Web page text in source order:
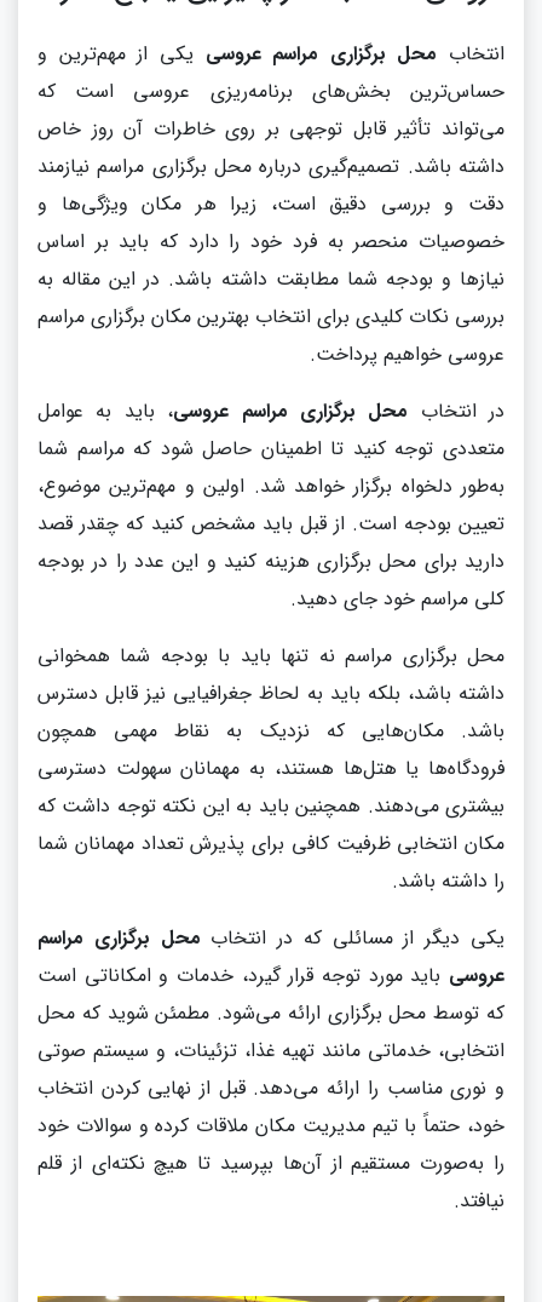
انتخاب محل برگزاری مراسم عروسی یکی از مهم‌ترین و
حساس‌ترین بخش‌های برنامه‌ریزی عروسی است که
می‌تواند تأثیر قابل توجهی بر روی خاطرات آن روز خاص
داشته باشد. تصمیم‌گیری درباره محل برگزاری مراسم نیازمند
دقت و بررسی دقیق است، زیرا هر مکان ویژگی‌ها و
خصوصیات منحصر به فرد خود را دارد که باید بر اساس
نیازها و بودجه شما مطابقت داشته باشد. در این مقاله به
بررسی نکات کلیدی برای انتخاب بهترین مکان برگزاری مراسم
عروسی خواهیم پرداخت.
در انتخاب محل برگزاری مراسم عروسی، باید به عوامل
متعددی توجه کنید تا اطمینان حاصل شود که مراسم شما
به‌طور دلخواه برگزار خواهد شد. اولین و مهم‌ترین موضوع،
تعیین بودجه است. از قبل باید مشخص کنید که چقدر قصد
دارید برای محل برگزاری هزینه کنید و این عدد را در بودجه
کلی مراسم خود جای دهید.
محل برگزاری مراسم نه تنها باید با بودجه شما همخوانی
داشته باشد، بلکه باید به لحاظ جغرافیایی نیز قابل دسترس
باشد. مکان‌هایی که نزدیک به نقاط مهمی همچون
فرودگاه‌ها یا هتل‌ها هستند، به مهمانان سهولت دسترسی
بیشتری می‌دهند. همچنین باید به این نکته توجه داشت که
مکان انتخابی ظرفیت کافی برای پذیرش تعداد مهمانان شما
را داشته باشد.
یکی دیگر از مسائلی که در انتخاب محل برگزاری مراسم
عروسی باید مورد توجه قرار گیرد، خدمات و امکاناتی است
که توسط محل برگزاری ارائه می‌شود. مطمئن شوید که محل
انتخابی، خدماتی مانند تهیه غذا، تزئینات، و سیستم صوتی
و نوری مناسب را ارائه می‌دهد. قبل از نهایی کردن انتخاب
خود، حتماً با تیم مدیریت مکان ملاقات کرده و سوالات خود
را به‌صورت مستقیم از آن‌ها بپرسید تا هیچ نکته‌ای از قلم
نیافتد.